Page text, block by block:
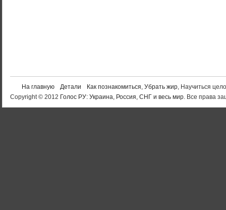
На главную Детали Как познакомиться, Убрать жир, Научиться
Copyright © 2012 Голос РУ: Украина, Россия, СНГ и весь мир. Все права